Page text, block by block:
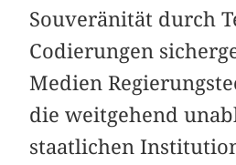
Souveränität durch
Codierungen
Medien
die weitgehend
staatlichen